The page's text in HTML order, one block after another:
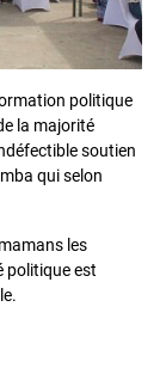
politique
la majorité
soutien
qui selon
les
politique est